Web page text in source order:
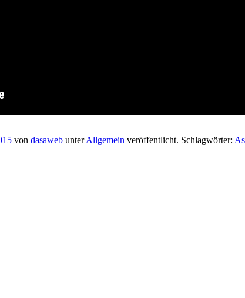
von dasaweb unterAllgemein veröffentlicht. Schlagwörter: